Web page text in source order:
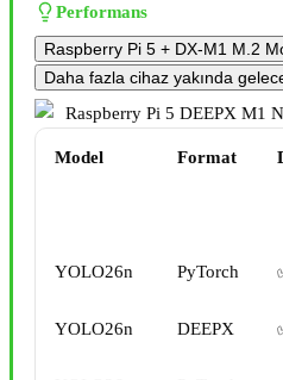
Performans
Raspberry Pi 5 + DX-M1 M.2
Daha fazla cihaz yakında
Model Format
YOLO26n PyTorch
YOLO26n DEEPX